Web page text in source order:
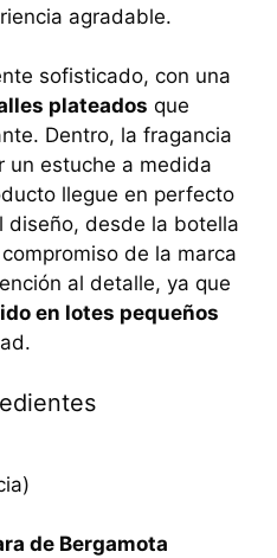
agradable.
sofisticado, con una
plateados que
Dentro, la fragancia
un estuche a medida
llegue en perfecto
desde la botella
de la marca
al detalle, ya que
en lotes pequeños
de Bergamota